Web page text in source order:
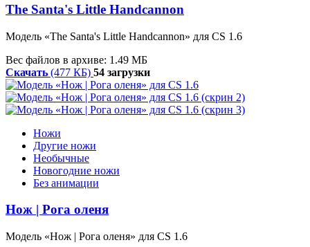
The Santa's Little Handcannon
Модель «The Santa's Little Handcannon» для CS 1.6
Вес файлов в архиве: 1.49 МБ
Скачать (477 КБ) 54 загрузки
Ножи
Другие ножи
Необычные
Новогодние ножи
Без анимации
Нож | Рога оленя
Модель «Нож | Рога оленя» для CS 1.6